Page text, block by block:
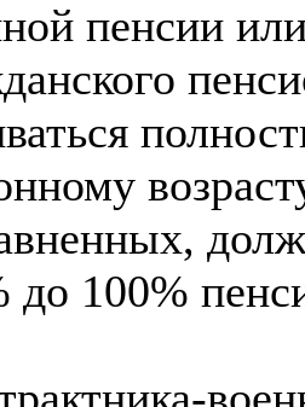
пенсии
до 100%